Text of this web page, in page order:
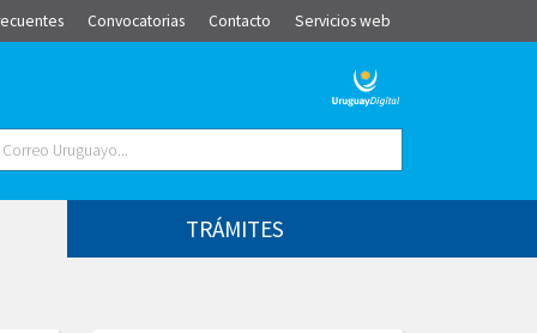
Convocatorias Contacto Servicios web
TRÁMITES